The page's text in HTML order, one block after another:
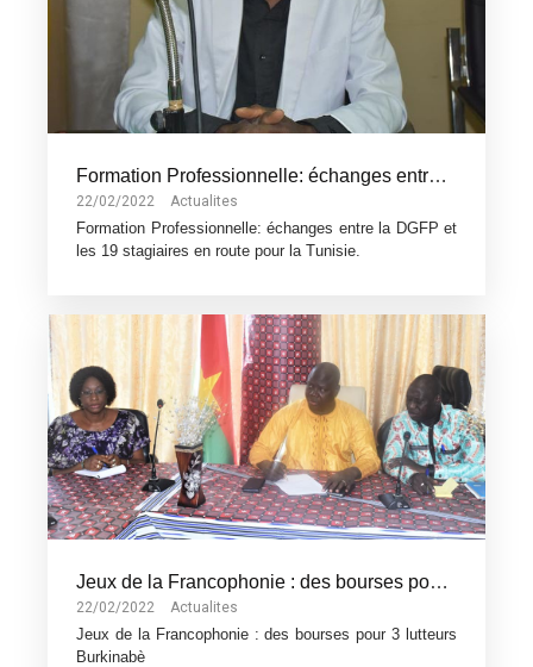
Formation Professionnelle: échanges entre la DGFP et les 19 stagiaires en route pour la Tunisie.
22/02/2022 Actualites
Formation Professionnelle: échanges entre la DGFP et
les 19 stagiaires en route pour la Tunisie.
Jeux de la Francophonie : des bourses pour 3 lutteurs Burkinabè
22/02/2022 Actualites
Jeux de la Francophonie : des bourses pour 3 lutteurs
Burkinabè